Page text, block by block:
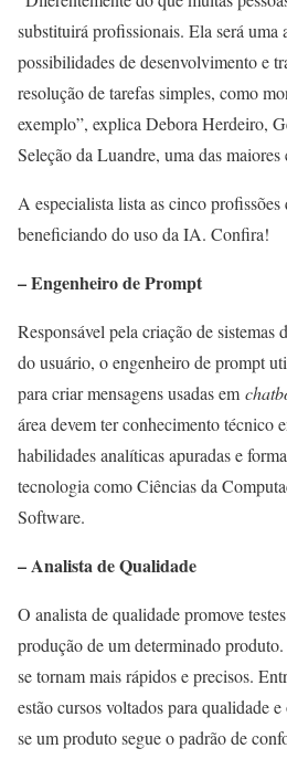
substituirá profissionais. Ela será uma
possibilidades de desenvolvimento e
resolução de tarefas simples, como
exemplo”, explica Debora Herdeiro,
Seleção da Luandre, uma das
A especialista lista as cinco profissões
beneficiando do uso da IA. Confira!
– Engenheiro de Prompt
Responsável pela criação de sistemas
do usuário, o engenheiro de prompt
para criar mensagens usadas em
área devem ter conhecimento técnico
habilidades analíticas apuradas e
tecnologia como Ciências da
Software.
– Analista de Qualidade
O analista de qualidade promove
produção de um determinado
se tornam mais rápidos e precisos.
estão cursos voltados para qualidade
se um produto segue o padrão de